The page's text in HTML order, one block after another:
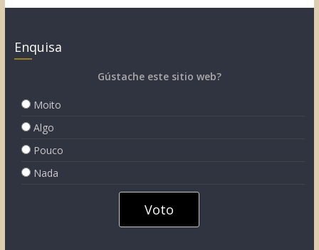
Enquisa
Gústache este sitio web?
Moito
Algo
Pouco
Nada